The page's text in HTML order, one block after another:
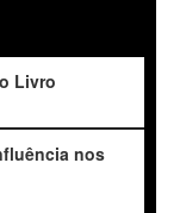
Livro
nos